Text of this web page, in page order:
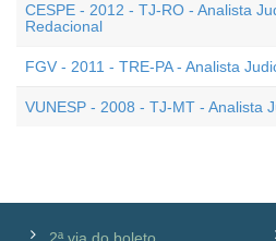
CESPE - 2012 - TJ-RO - Analista
Redacional
FGV - 2011 - TRE-PA - Analista
VUNESP - 2008 - TJ-MT - Analista